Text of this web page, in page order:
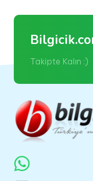
Takipte Kalın :)